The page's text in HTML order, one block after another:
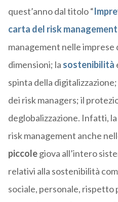
quest’anno dal titolo “
carta del risk management
management nelle imprese
dimensioni; la sostenibilità
spinta della
dei risk managers; il
deglobalizzazione. Infatti,
risk management anche
piccolegiova all’intero
relativi alla sostenibilità
sociale, personale, rispetto